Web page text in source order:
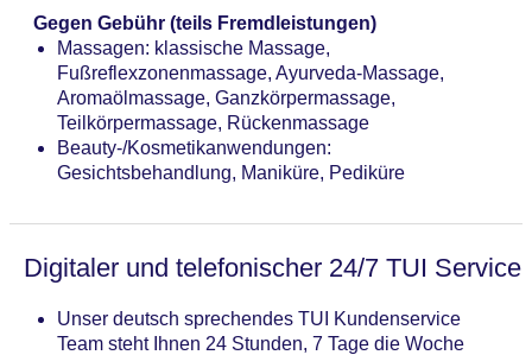
Gegen Gebühr (teils Fremdleistungen)
Massagen: klassische Massage,
Fußreflexzonenmassage, Ayurveda-Massage,
Aromaölmassage, Ganzkörpermassage,
Teilkörpermassage, Rückenmassage
Beauty-/Kosmetikanwendungen:
Gesichtsbehandlung, Maniküre, Pediküre
Digitaler und telefonischer 24/7 TUI Service
Unser deutsch sprechendes TUI Kundenservice
Team steht Ihnen 24 Stunden, 7 Tage die Woche